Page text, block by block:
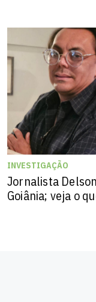
INVESTIGAÇÃO
Jornalista
Goiânia; veja o